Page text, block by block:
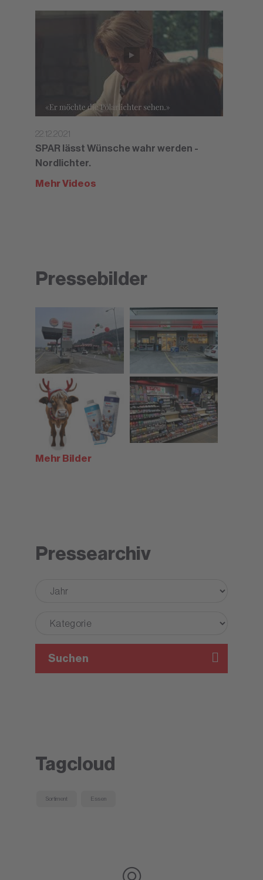
22.12.2021
SPAR lässt Wünsche wahr werden -
Nordlichter.
Mehr Videos
Pressebilder
Mehr Bilder
Pressearchiv
Suchen
Tagcloud
Sortiment Essen